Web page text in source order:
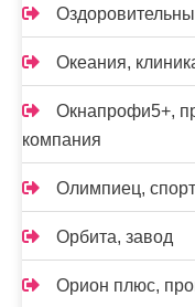
Океания,
Окнапрофи5+,
компания
Олимпиец,
Орбита, завод
Орион плюс,